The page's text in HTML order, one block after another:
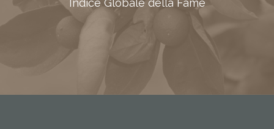
Indice Globale della Fame